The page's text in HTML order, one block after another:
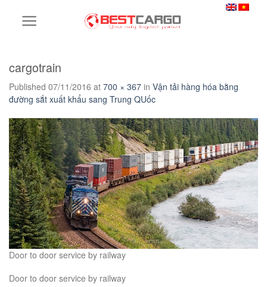
cargotrain
Published 07/11/2016 at 700 × 367 in Vận tải hàng hóa bằng
đường sắt xuất khẩu sang Trung QUốc
Door to door service by railway
Door to door service by railway